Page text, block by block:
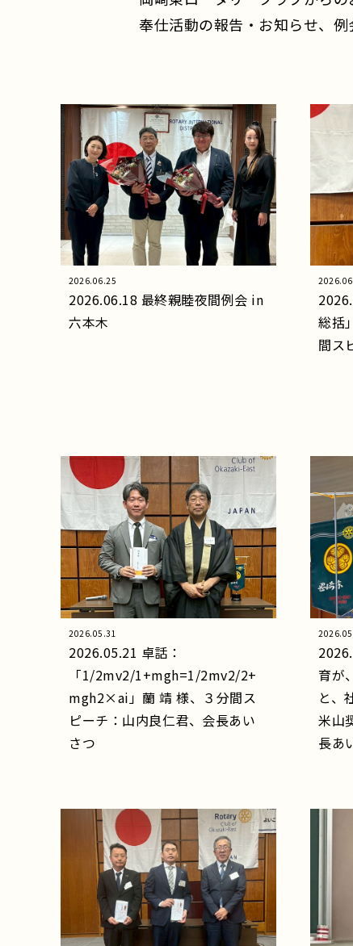
奉仕活動の報告・お知らせ、例
2026.06.25
2026.06.18 最終親睦夜間例会 in
六本木
総括
間ス
2026.05.31
2026.05.21 卓話：
「1/2mv2/1+mgh=1/2mv2/2+
mgh2×ai」蘭 靖 様、３分間ス
ピーチ：山内良仁君、会長あい
さつ
育が
と、
米山
長あ